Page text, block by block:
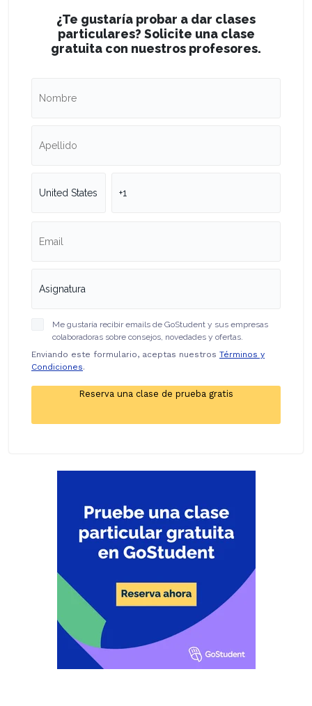
¿Te gustaría probar a dar clases
particulares? Solicite una clase
gratuita con nuestros profesores.
Me gustaría recibir emails de GoStudent y sus empresas
colaboradoras sobre consejos, novedades y ofertas.
Enviando este formulario, aceptas nuestros Términos y
Condiciones.